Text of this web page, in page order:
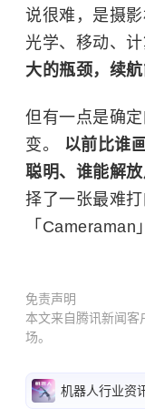
说很难，是摄
光学、移动、计
大的瓶颈，续
但有一点是确
变。
以前比谁
聪明、谁能解放
择了一张最难
「Cameraman
免责声明
本文来自腾讯新闻客
场。
机器人行业资